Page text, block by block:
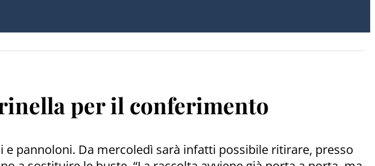
per il conferimento
pannoloni. Da mercoledì sarà infatti possibile ritirare, presso